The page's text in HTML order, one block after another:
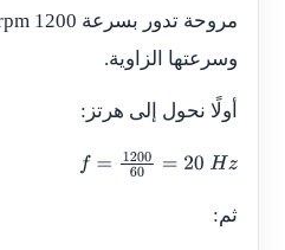
وسرعتها الزاوية.
أولًا نحول إلى هرتز:
f=120060=20Hz
ثم: